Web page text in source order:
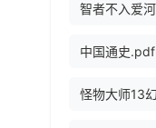
智者不入爱
中国通史.pdf
怪物大师13